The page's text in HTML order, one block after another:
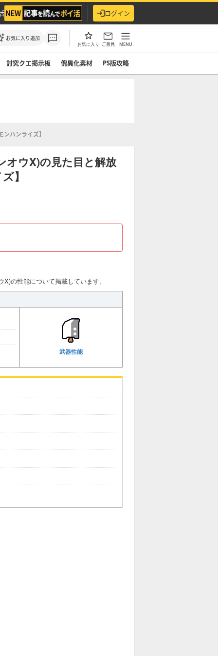
ログイン
お気に入り追加
お気に入り ご意見 MENU
討究クエ掲示板 傀異化素材 PS版攻略
ハンライズ】
オウX)の見た目と解放
】
の性能について掲載しています。
武器性能